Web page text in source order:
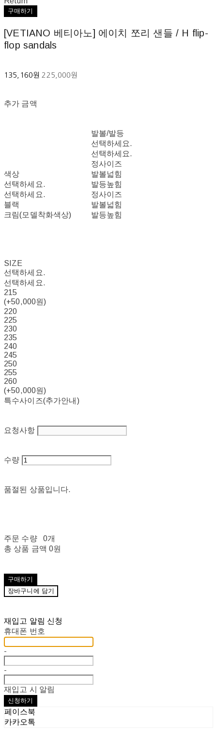
구매하기
[VETIANO 베티아노] 에이치 쪼리 샌들 / H flip-
flop sandals
135,160원 225,000원
추가 금액
색상
선택하세요.
선택하세요.
블랙
크림(모델착화색상)
발볼/발등
선택하세요.
선택하세요.
정사이즈
발볼넓힘
발등높힘
정사이즈
발볼넓힘
발등높힘
SIZE
선택하세요.
선택하세요.
215
(+50,000원)
220
225
230
235
240
245
250
255
260
(+50,000원)
특수사이즈(추가안내)
요청사항
수량
품절된 상품입니다.
주문 수량
0개
총 상품 금액 0원
구매하기
장바구니에 담기
재입고 알림 신청
휴대폰 번호
-
-
재입고 시 알림
신청하기
페이스북
카카오톡